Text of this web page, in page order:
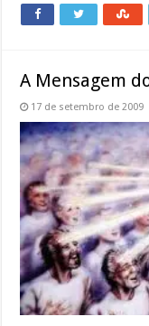
A Mensagem
17 de setembro de 2009